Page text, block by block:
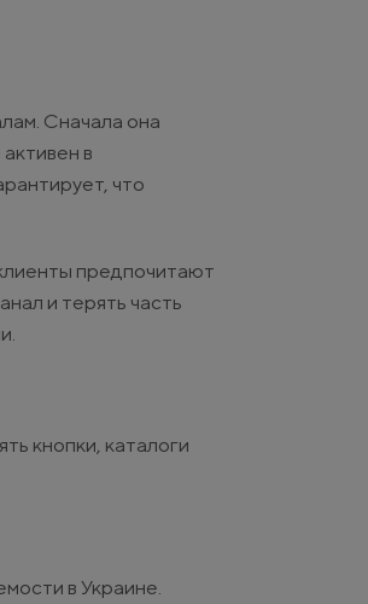
Сначала она
в
что
предпочитают
и терять часть
кнопки, каталоги
в Украине.